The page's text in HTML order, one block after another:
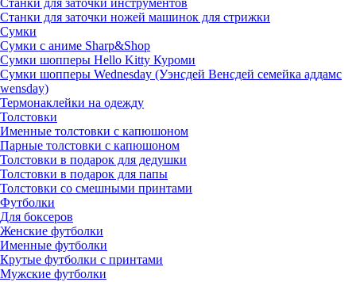
Станки для заточки инструментов
Станки для заточки ножей машинок для стрижки
Сумки
Сумки с аниме Sharp&Shop
Сумки шопперы Hello Kitty Куроми
Сумки шопперы Wednesday (Уэнсдей Венсдей семейка аддамс
wensday)
Термонаклейки на одежду
Толстовки
Именные толстовки с капюшоном
Парные толстовки с капюшоном
Толстовки в подарок для дедушки
Толстовки в подарок для папы
Толстовки со смешными принтами
Футболки
Для боксеров
Женские футболки
Именные футболки
Крутые футболки с принтами
Мужские футболки